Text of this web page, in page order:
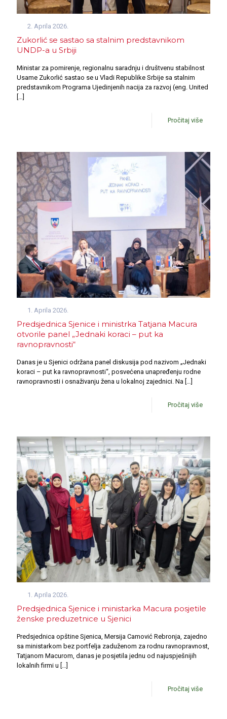
2. Aprila 2026.
Zukorlić se sastao sa stalnim predstavnikom
UNDP-a u Srbiji
Ministar za pomirenje, regionalnu saradnju i društvenu stabilnost
Usame Zukorlić sastao se u Vladi Republike Srbije sa stalnim
predstavnikom Programa Ujedinjenih nacija za razvoj (eng. United
[…]
Pročitaj više
1. Aprila 2026.
Predsjednica Sjenice i ministrka Tatjana Macura
otvorile panel „Jednaki koraci – put ka
ravnopravnosti“
Danas je u Sjenici održana panel diskusija pod nazivom „Jednaki
koraci – put ka ravnopravnosti“, posvećena unapređenju rodne
ravnopravnosti i osnaživanju žena u lokalnoj zajednici. Na
Pročitaj više
1. Aprila 2026.
Predsjednica Sjenice i ministarka Macura posjetile
ženske preduzetnice u Sjenici
Predsjednica opštine Sjenica, Mersija Camović Rebronja, zajedno
sa ministarkom bez portfelja zaduženom za rodnu ravnopravnost,
Tatjanom Macurom, danas je posjetila jednu od najuspješnijih
lokalnih firmi u […]
Pročitaj više